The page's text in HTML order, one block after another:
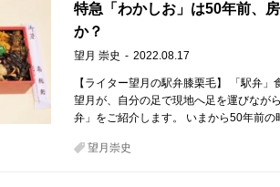
特急「わかしお」は50年前、
か？
望月 崇史 2022.08.17
【ライター望月の駅弁膝栗毛】 「駅弁
望月が、自分の足で現地へ足を運びなが
弁」をご紹介します。 いまから50年前
望月崇史